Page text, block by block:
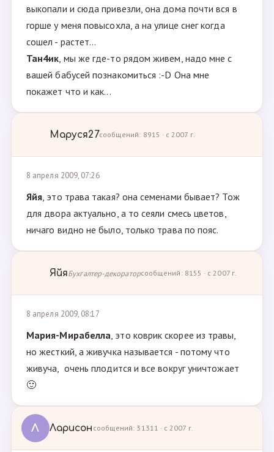
выкопали и сюда привезли, она дома почти вся в
горше у меня повысохла, а на улице снег когда
сошел - растет...
Тан4ик, мы же где-то рядом живем, надо мне с
вашей бабусей познакомиться :-D Она мне
покажет что и как...
Маруся27сообщений: 8915 · с 2007 г.
8 апреля 2009, 07:26
Яйя, это трава такая? она семенами бывает? Тож
для двора актуально, а то сеяли смесь цветов,
ничаго видно не было, только трава по пояс.
ЯйяБухгалтер-декораторсообщений: 8155 · с 2007 г.
8 апреля 2009, 08:17
Мария-Мирабелла, это коврик скорее из травы,
но жесткий, а живучка называется - потому что
живуча, очень плодится и все вокруг уничтожает
🙂
Л Ларисон сообщений: 31311 · с 2007 г.